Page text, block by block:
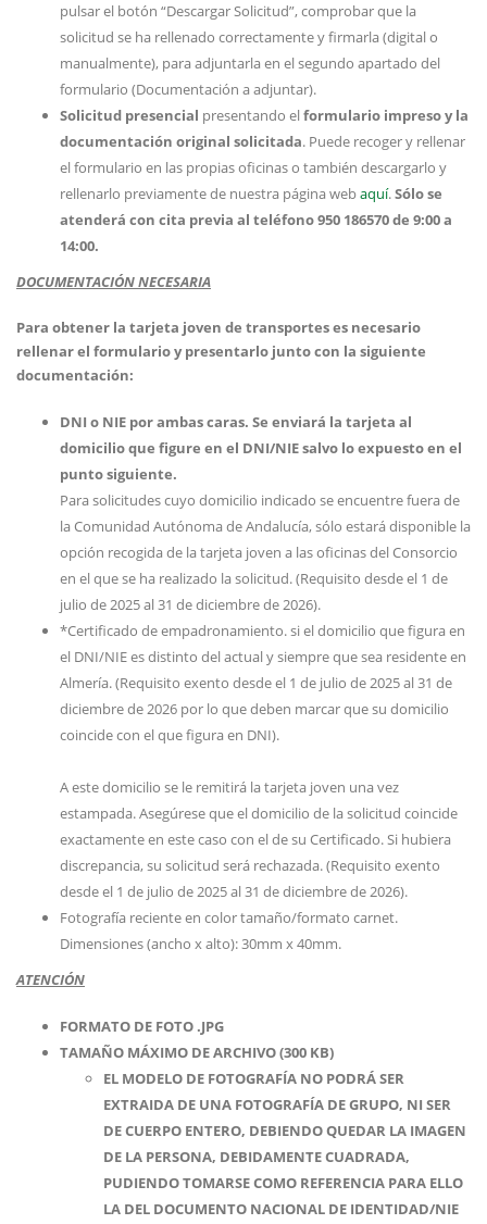
pulsar el botón “Descargar Solicitud”, comprobar que la
solicitud se ha rellenado correctamente y firmarla (digital o
manualmente), para adjuntarla en el segundo apartado del
formulario (Documentación a adjuntar).
Solicitud presencial presentando elformulario impreso y la
documentación original solicitada. Puede recoger y rellenar
el formulario en las propias oficinas o también descargarlo y
rellenarlo previamente de nuestra página webaquí.Sólo se
atenderá con cita previa al teléfono 950 186570 de 9:00 a
14:00.
DOCUMENTACIÓN NECESARIA
Para obtener la tarjeta joven de transportes es necesario
rellenar el formulario y presentarlo junto con la siguiente
documentación:
DNI o NIE por ambas caras. Se enviará la tarjeta al
domicilio que figure en el DNI/NIE salvo lo expuesto en el
punto siguiente.
Para solicitudes cuyo domicilio indicado se encuentre fuera de
la Comunidad Autónoma de Andalucía, sólo estará disponible la
opción recogida de la tarjeta joven a las oficinas del Consorcio
en el que se ha realizado la solicitud.(Requisito desde el 1 de
julio de 2025 al 31 de diciembre de 2026).
*Certificado de empadronamiento. si el domicilio que figura en
el DNI/NIE es distinto del actual y siempre que sea residente en
Almería.(Requisito exento desde el 1 de julio de 2025 al 31 de
diciembre de 2026 por lo que deben marcar que su domicilio
coincide con el que figura en DNI).
A este domicilio se le remitirá la tarjeta joven una vez
estampada. Asegúrese que el domicilio de la solicitud coincide
exactamente en este caso con el de su Certificado. Si hubiera
discrepancia, su solicitud será rechazada.(Requisito exento
desde el 1 de julio de 2025 al 31 de diciembre de 2026).
Fotografía reciente en color tamaño/formato carnet.
Dimensiones (ancho x alto): 30mm x 40mm.
ATENCIÓN
FORMATO DE FOTO .JPG
TAMAÑO MÁXIMO DE ARCHIVO (300 KB)
EL MODELO DE FOTOGRAFÍA NO PODRÁ SER
EXTRAIDA DE UNA FOTOGRAFÍA DE GRUPO, NI SER
DE CUERPO ENTERO, DEBIENDO QUEDAR LA IMAGEN
DE LA PERSONA, DEBIDAMENTE CUADRADA,
PUDIENDO TOMARSE COMO REFERENCIA PARA ELLO
LA DEL DOCUMENTO NACIONAL DE IDENTIDAD/NIE